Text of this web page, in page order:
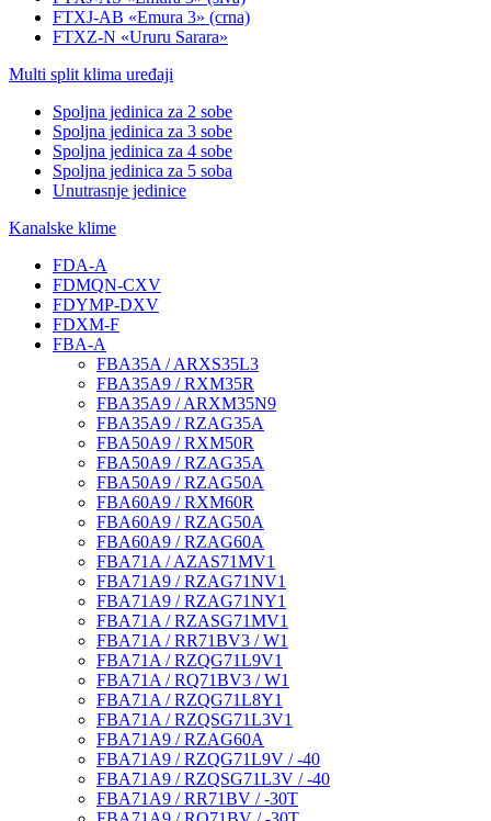
FTXJ-AB «Emura 3» (crna)
FTXZ-N «Ururu Sarara»
Multi split klima uređaji
Spoljna jedinica za 2 sobe
Spoljna jedinica za 3 sobe
Spoljna jedinica za 4 sobe
Spoljna jedinica za 5 soba
Unutrasnje jedinice
Kanalske klime
FDA-A
FDMQN-CXV
FDYMP-DXV
FDXM-F
FBA-A
FBA35A / ARXS35L3
FBA35A9 / RXM35R
FBA35A9 / ARXM35N9
FBA35A9 / RZAG35A
FBA50A9 / RXM50R
FBA50A9 / RZAG35A
FBA50A9 / RZAG50A
FBA60A9 / RXM60R
FBA60A9 / RZAG50A
FBA60A9 / RZAG60A
FBA71A / AZAS71MV1
FBA71A9 / RZAG71NV1
FBA71A9 / RZAG71NY1
FBA71A / RZASG71MV1
FBA71A / RR71BV3 / W1
FBA71A / RZQG71L9V1
FBA71A / RQ71BV3 / W1
FBA71A / RZQG71L8Y1
FBA71A / RZQSG71L3V1
FBA71A9 / RZAG60A
FBA71A9 / RZQG71L9V / -40
FBA71A9 / RZQSG71L3V / -40
FBA71A9 / RR71BV / -30T